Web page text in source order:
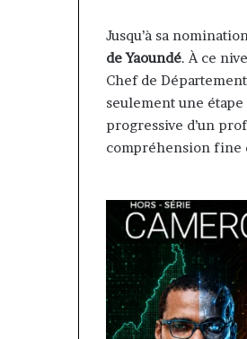
Jusqu’à sa
de Yaoundé. À ce
Chef de
seulement une
progressive d’un
compréhension fine